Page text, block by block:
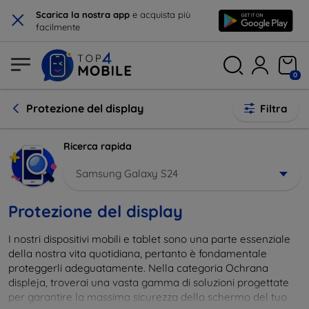
× Scarica la nostra app e acquista più
facilmente
0
Protezione del display Filtra
Ricerca rapida
Samsung Galaxy S24
Protezione del display
I nostri dispositivi mobili e tablet sono una parte essenziale
della nostra vita quotidiana, pertanto è fondamentale
proteggerli adeguatamente. Nella categoria Ochrana
displeja, troverai una vasta gamma di soluzioni progettate
per garantire la massima sicurezza dello schermo del tuo